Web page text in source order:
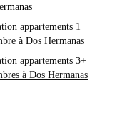
appartements 1
à Dos Hermanas
appartements 3+
à Dos Hermanas